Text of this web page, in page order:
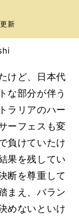
新
けど、日本代
な部分が伴う
ラリアのハー
ーフェスも変
負けていたけ
果を残してい
断を尊重して
まえ、バラン
めないといけ